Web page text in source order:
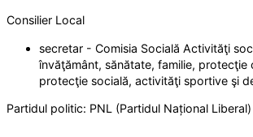
Consilier Local
secretar - Comisia Socială Activităţi
învăţământ, sănătate, familie, protecţie
protecţie socială, activităţi sportive şi
Partidul politic: PNL (Partidul Național Liberal)